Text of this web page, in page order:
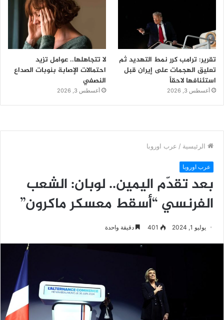
تقرير: ترامب كرر نمط التهديد ثم
تعليق الهجمات على إيران قبل
استئنافها لاحقاً
أغسطس 3, 2026
لا تتجاهلها.. عوامل تزيد
احتمالات الإصابة بنوبات الصداع
النصفي
أغسطس 3, 2026